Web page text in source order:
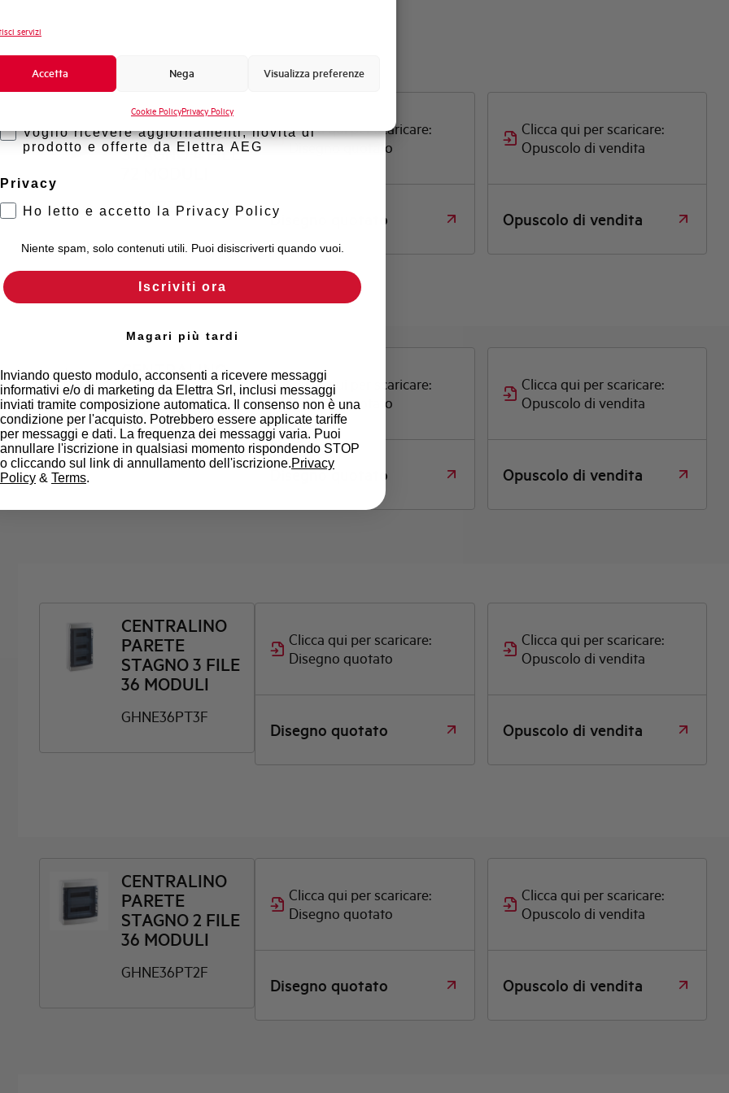
servizi
Accetta Nega Visualizza preferenze
Cookie PolicyPrivacy Policy
CENTRALINO
PARETE
STAGNO 4 FILE
GHNE72PT
Clicca qui per scaricare:
Disegno quotato
Disegno quotato
Clicca qui per scaricare:
Opuscolo di vendita
Opuscolo di vendita
CENTRALINO
PARETE
STAGNO 3 FILE
54 MODULI
GHNE54PT
Clicca qui per scaricare:
Disegno quotato
Disegno quotato
Clicca qui per scaricare:
Opuscolo di vendita
Opuscolo di vendita
CENTRALINO
PARETE
STAGNO 3 FILE
36 MODULI
GHNE36PT3F
Clicca qui per scaricare:
Disegno quotato
Disegno quotato
Clicca qui per scaricare:
Opuscolo di vendita
Opuscolo di vendita
CENTRALINO
PARETE
STAGNO 2 FILE
36 MODULI
GHNE36PT2F
Clicca qui per scaricare:
Disegno quotato
Disegno quotato
Clicca qui per scaricare:
Opuscolo di vendita
Opuscolo di vendita
Formazione tecnica
Voglio ricevere aggiornamenti, novità di
prodotto e offerte da Elettra AEG
Privacy
Ho letto e accetto la Privacy Policy
Niente spam, solo contenuti utili. Puoi disiscriverti quando vuoi.
Iscriviti ora
Magari più tardi
Inviando questo modulo, acconsenti a ricevere messaggi
informativi e/o di marketing da Elettra Srl, inclusi messaggi
inviati tramite composizione automatica. Il consenso non è una
condizione per l'acquisto. Potrebbero essere applicate tariffe
per messaggi e dati. La frequenza dei messaggi varia. Puoi
annullare l'iscrizione in qualsiasi momento rispondendo STOP
o cliccando sul link di annullamento dell'iscrizione.Privacy
Policy & Terms.